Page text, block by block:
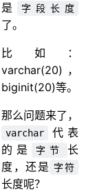
是
字段长度
了。
比如：
varchar(20)，
biginit(20)等。
那么问题来了，
varchar
代表
的是
字节
长
度，还是 字符
长度呢？